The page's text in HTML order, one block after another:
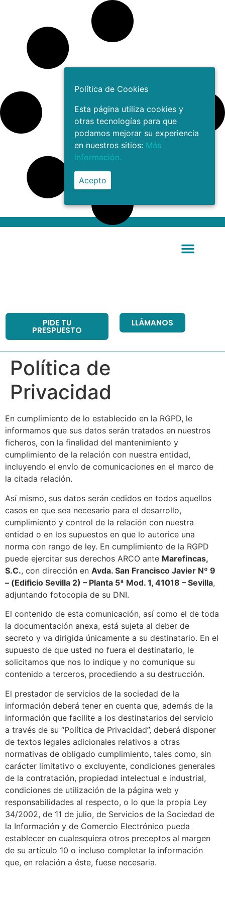
PIDE TU
PRESPUESTO
LLÁMANOS
Política de
Privacidad
En cumplimiento de lo establecido en la RGPD, le
informamos que sus datos serán tratados en nuestros
ficheros, con la finalidad del mantenimiento y
cumplimiento de la relación con nuestra entidad,
incluyendo el envío de comunicaciones en el marco de
la citada relación.
Así mismo, sus datos serán cedidos en todos aquellos
casos en que sea necesario para el desarrollo,
cumplimiento y control de la relación con nuestra
entidad o en los supuestos en que lo autorice una
norma con rango de ley. En cumplimiento de la RGPD
puede ejercitar sus derechos ARCO ante Marefincas,
S.C., con dirección en Avda. San Francisco Javier Nº 9
– (Edificio Sevilla 2) – Planta 5ª Mod. 1, 41018 – Sevilla,
adjuntando fotocopia de su DNI.
El contenido de esta comunicación, así como el de toda
la documentación anexa, está sujeta al deber de
secreto y va dirigida únicamente a su destinatario. En el
supuesto de que usted no fuera el destinatario, le
solicitamos que nos lo indique y no comunique su
contenido a terceros, procediendo a su destrucción.
El prestador de servicios de la sociedad de la
información deberá tener en cuenta que, además de la
información que facilite a los destinatarios del servicio
a través de su “Política de Privacidad”, deberá disponer
de textos legales adicionales relativos a otras
normativas de obligado cumplimiento, tales como, sin
carácter limitativo o excluyente, condiciones generales
de la contratación, propiedad intelectual e industrial,
condiciones de utilización de la página web y
responsabilidades al respecto, o lo que la propia Ley
34/2002, de 11 de julio, de Servicios de la Sociedad de
la Información y de Comercio Electrónico pueda
establecer en cualesquiera otros preceptos al margen
de su artículo 10 o incluso completar la información
que, en relación a éste, fuese necesaria.
Política de Cookies
Esta página utiliza cookies y
otras tecnologías para que
podamos mejorar su experiencia
en nuestros sitios: Más
información.
Acepto